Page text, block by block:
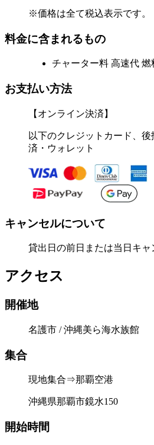
※価格は全て税込表示です。
料金に含まれるもの
チャーター料 高速代 燃
お支払い方法
【オンライン決済】
以下のクレジットカード、
済・ウォレット
キャンセルについて
貸出日の前日または当日キャ
アクセス
開催地
名護市 / 沖縄美ら海水族館
集合
現地集合⇒那覇空港
沖縄県那覇市鏡水150
開始時間